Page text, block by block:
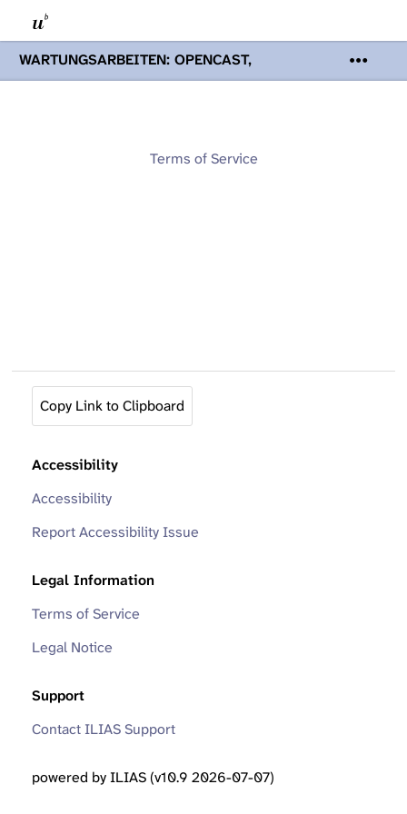
WARTUNGSARBEITEN: OPENCAST,
PODCASTS & TOBIRA
Mi 19. August
Opencast-Videos und Tobira nicht zur
Terms of Service
Copy Link to Clipboard
Accessibility
Accessibility
Report Accessibility Issue
Legal Information
Terms of Service
Legal Notice
Support
Contact ILIAS Support
powered by ILIAS (v10.9 2026-07-07)